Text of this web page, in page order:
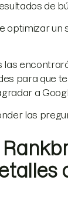
de
optimizar un
las
para que
a
las